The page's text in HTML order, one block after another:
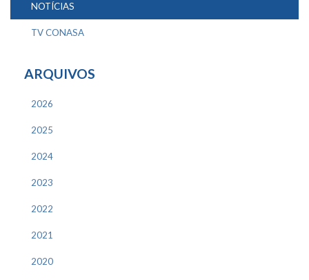
NOTÍCIAS
TV CONASA
ARQUIVOS
2026
2025
2024
2023
2022
2021
2020